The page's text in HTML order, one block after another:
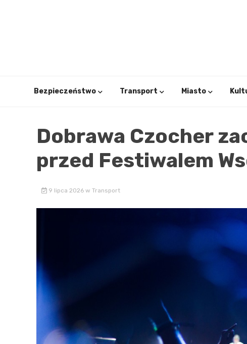
Bezpieczeństwo Transport Miasto
Dobrawa Czocher
przed Festiwalem
9 lipca 2026 w Transport